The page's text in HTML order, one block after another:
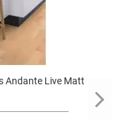
Andante Live Matt